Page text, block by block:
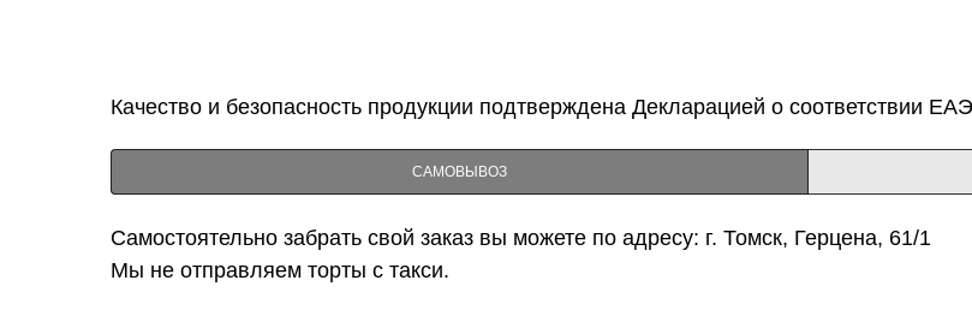
Качество и безопасность продукции подтверждена Декларацией о соответствии
САМОВЫВОЗ
Самостоятельно забрать свой заказ вы можете по адресу: г. Томск, Герцена, 61/1
Мы не отправляем торты с такси.